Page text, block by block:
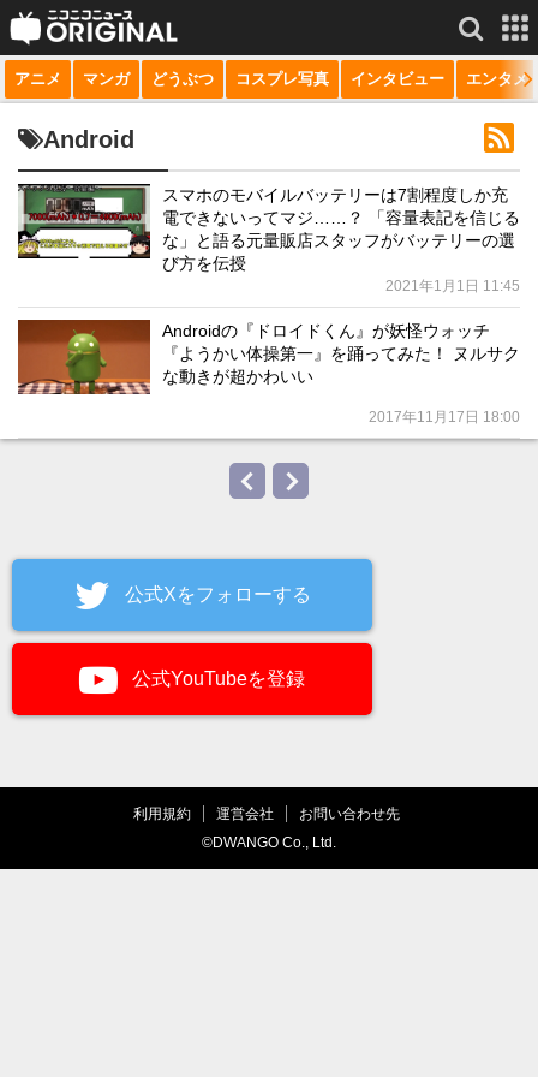
サービス一覧 もっと見る
動画
生放送
チャンネル
マンガ
アニメ マンガ どうぶつ コスプレ写真 インタビュー エンタメ
Android
スマホのモバイルバッテリーは7割程度しか充
電できないってマジ……？ 「容量表記を信じる
な」と語る元量販店スタッフがバッテリーの選
び方を伝授
2021年1月1日 11:45
Androidの『ドロイドくん』が妖怪ウォッチ
『ようかい体操第一』を踊ってみた！ ヌルサク
な動きが超かわいい
2017年11月17日 18:00
公式Xをフォローする
公式YouTubeを登録
利用規約 運営会社
お問い合わせ先
©DWANGO Co., Ltd.